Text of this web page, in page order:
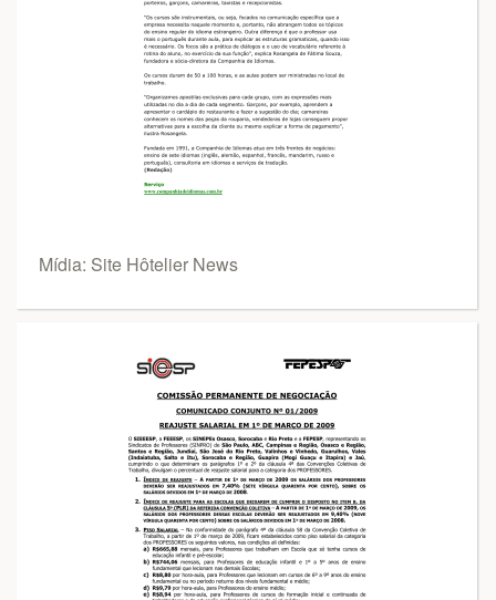
Mídia: Site Hôtelier News